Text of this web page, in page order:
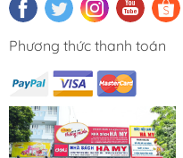
Phương thức thanh toán